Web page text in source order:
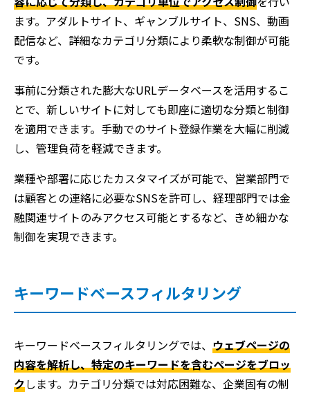
ます。アダルトサイト、ギャンブルサイト、SNS、動画
配信など、詳細なカテゴリ分類により柔軟な制御が可能
です。
事前に分類された膨大なURLデータベースを活用するこ
とで、新しいサイトに対しても即座に適切な分類と制御
を適用できます。手動でのサイト登録作業を大幅に削減
し、管理負荷を軽減できます。
業種や部署に応じたカスタマイズが可能で、営業部門で
は顧客との連絡に必要なSNSを許可し、経理部門では金
融関連サイトのみアクセス可能とするなど、きめ細かな
制御を実現できます。
キーワードベースフィルタリング
キーワードベースフィルタリングでは、 ウェブページの
内容を解析し、特定のキーワードを含むページをブロッ
クします。カテゴリ分類では対応困難な、企業固有の制